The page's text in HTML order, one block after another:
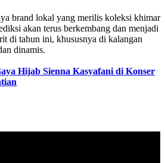
brand lokal yang merilis koleksi khimar
akan terus berkembang dan menjadi
di tahun ini, khususnya di kalangan
dinamis.
Hijab Sienna Kasyafani di Konser